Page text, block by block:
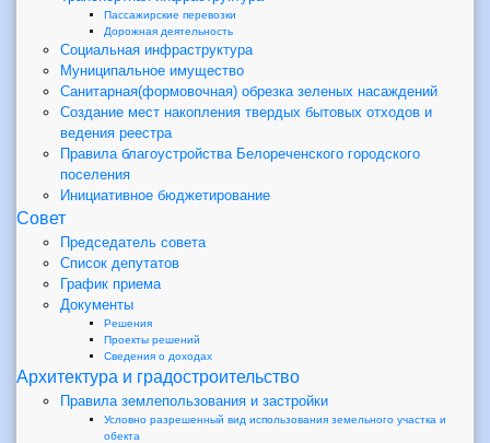
Пассажирские перевозки
Дорожная деятельность
Социальная инфраструктура
Муниципальное имущество
Санитарная(формовочная) обрезка зеленых насаждений
Создание мест накопления твердых бытовых отходов и
ведения реестра
Правила благоустройства Белореченского городского
поселения
Инициативное бюджетирование
Совет
Председатель совета
Список депутатов
График приема
Документы
Решения
Проекты решений
Сведения о доходах
Архитектура и градостроительство
Правила землепользования и застройки
Условно разрешенный вид использования земельного участка и
обекта